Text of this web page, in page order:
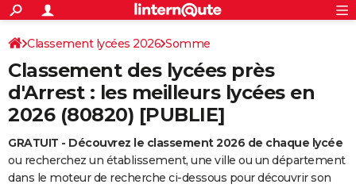
ACTUALITÉS
Politique
Société
Faits Divers
Education
Monde
Villes
+
SPORT
Coupe du monde 2026
Football
Tennis
Cyclisme
Rugby
Forum
CULTURE
Programme TV
TNT
Streaming
Cinéma
Sorties cinéma
Musique
+
FINANCE
Retraite
Impôts
Epargne
Immobilier
Risques naturels par ville
Banque
Assurance
Crédit
AUTO
Essais
Réserver un essai
Citadines
Berlines
SUV
Forum auto
+
HIGH-TECH
S'inscrire
Connexion
Classement lycées 2026 Somme
Classement des lycées près
d'Arrest : les meilleurs lycées en
2026 (80820) [PUBLIE]
GRATUIT - Découvrez le classement 2026 de chaque lycée
ou recherchez un établissement, une ville ou un département
dans le moteur de recherche ci-dessous pour découvrir son